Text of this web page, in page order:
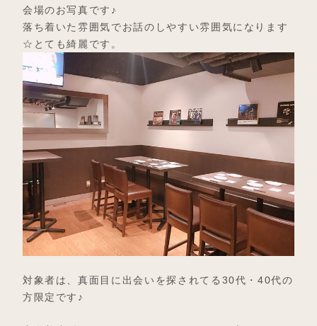
会場のお写真です♪
落ち着いた雰囲気でお話のしやすい雰囲気になります
☆とても綺麗です。
対象者は、真面目に出会いを探されてる30代・40代の
方限定です♪